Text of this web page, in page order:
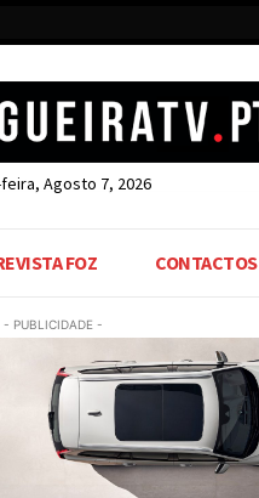
Agosto 7, 2026
FOZ CONTACTOS
- PUBLICIDADE -